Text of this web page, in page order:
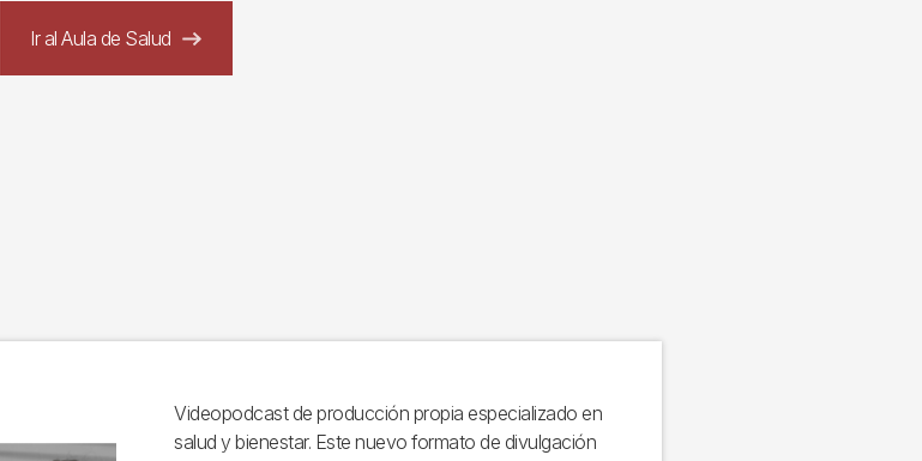
Ir al Aula de Salud
Videopodcast de producción propia especializado en
salud y bienestar. Este nuevo formato de divulgación